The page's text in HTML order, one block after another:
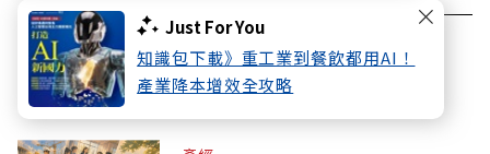
Just For You
知識包下載》重工業到餐飲都用AI！
產業降本增效全攻略
信用卡 玉山銀行
你可能感興趣